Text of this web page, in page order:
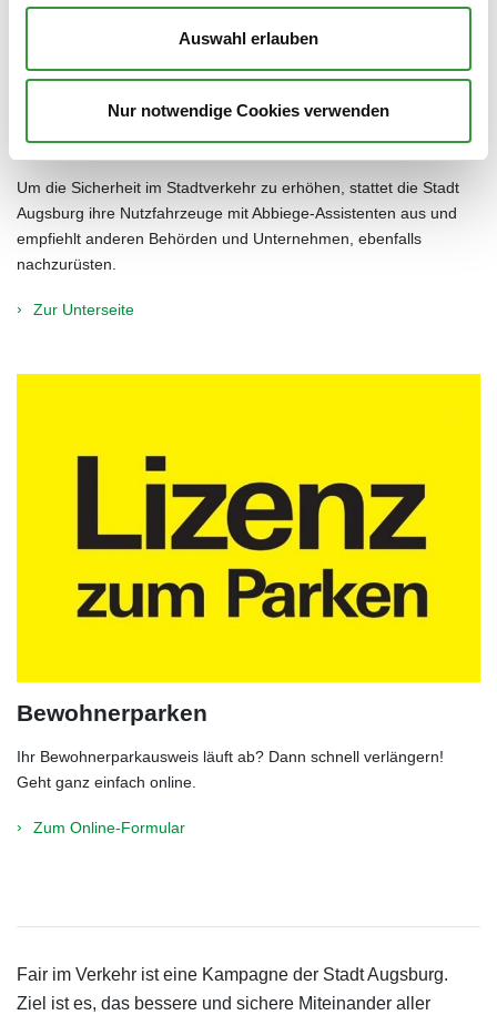
Auswahl erlauben
Nur notwendige Cookies verwenden
Abbiege-Assistent
Um die Sicherheit im Stadtverkehr zu erhöhen, stattet die Stadt
Augsburg ihre Nutzfahrzeuge mit Abbiege-Assistenten aus und
empfiehlt anderen Behörden und Unternehmen, ebenfalls
nachzurüsten.
Zur Unterseite
Bewohnerparken
Ihr Bewohnerparkausweis läuft ab? Dann schnell verlängern!
Geht ganz einfach online.
Zum Online-Formular
Fair im Verkehr ist eine Kampagne der Stadt Augsburg.
Ziel ist es, das bessere und sichere Miteinander aller